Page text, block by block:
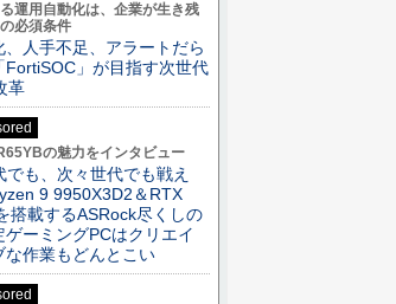
運用自動化は、企業が生き残
必須条件
、人手不足、アラートだら
」が目指す次世代
革
の魅力をインタビュー
でも、次々世代でも戦え
9 9950X3D2＆RTX
搭載するASRock尽くしの
ゲーミングPCはクリエイ
な作業もどんとこい